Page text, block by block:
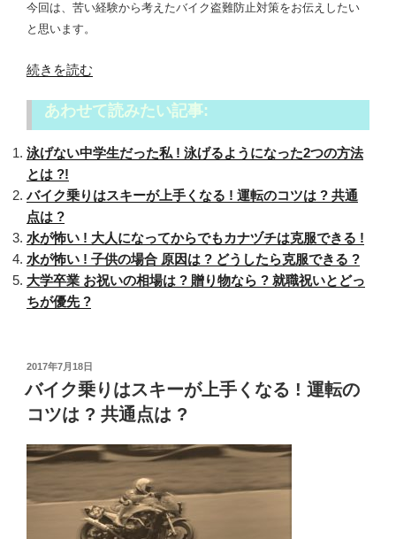
今回は、苦い経験から考えたバイク盗難防止対策をお伝えしたい
と思います。
“バ
の
盗
難
防
止
対
策
体
験
の
お
ス
メ
方
続きを読む
あわせて読みたい記事:
泳げない中学生だった私 ! 泳げるようになった2つの方法
とは ?!
バイク乗りはスキーが上手くなる ! 運転のコツは ? 共通
点は ?
水が怖い ! 大人になってからでもカナヅチは克服できる !
水が怖い ! 子供の場合 原因は ? どうしたら克服できる ?
大学卒業 お祝いの相場は ? 贈り物なら ? 就職祝いとどっ
ちが優先 ?
投
日:
2017年7月18日
バイク乗りはスキーが上手くなる ! 運転の
コツは ? 共通点は ?